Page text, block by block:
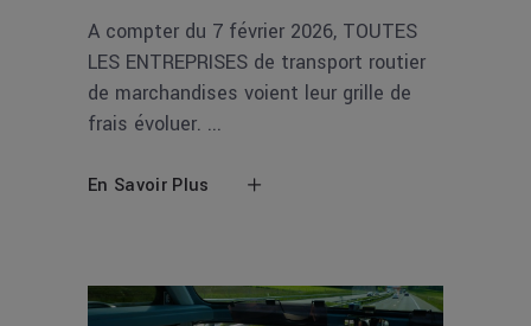
A compter du 7 février 2026, TOUTES
LES ENTREPRISES de transport routier
de marchandises voient leur grille de
frais évoluer.
En Savoir Plus